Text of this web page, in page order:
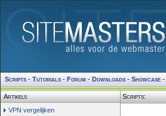
Scripts - Tutorials - Forum - Downloads - Showcase -
Artikels
VPN vergelijken
Scripts: